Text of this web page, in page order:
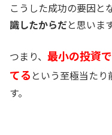
こうした成功の要因と
識したからだと思います
つまり、 最小の投資
てる という至極当た
す。